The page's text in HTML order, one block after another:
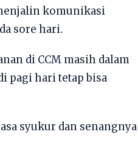
komunikasi
sore hari.
di CCM masih dalam
pagi hari tetap bisa
syukur dan senangnya